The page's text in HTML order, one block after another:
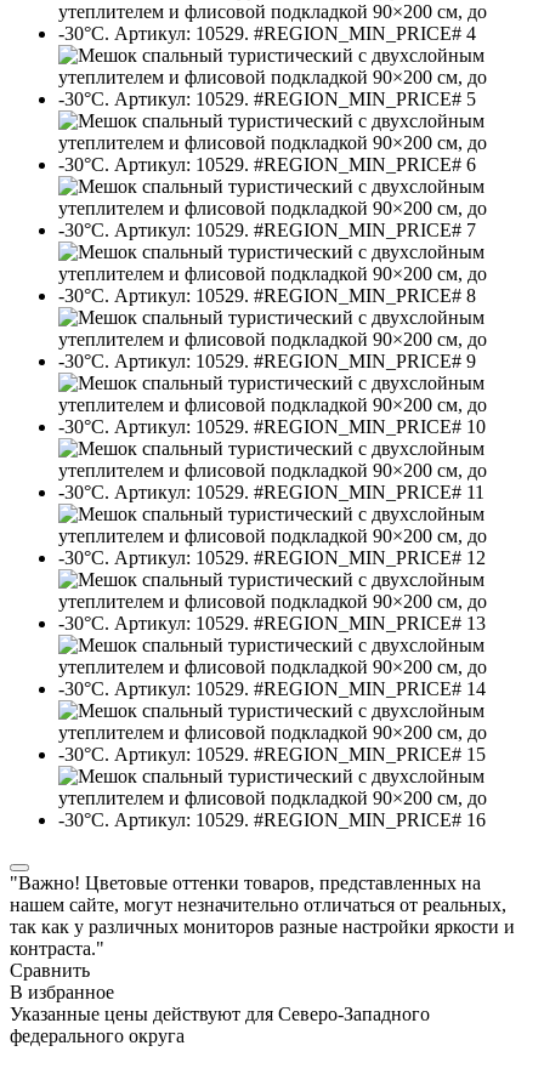
"Важно! Цветовые оттенки товаров, представленных на
нашем сайте, могут незначительно отличаться от реальных,
так как у различных мониторов разные настройки яркости и
контраста."
Сравнить
В избранное
Указанные цены действуют для Северо-Западного
федерального округа